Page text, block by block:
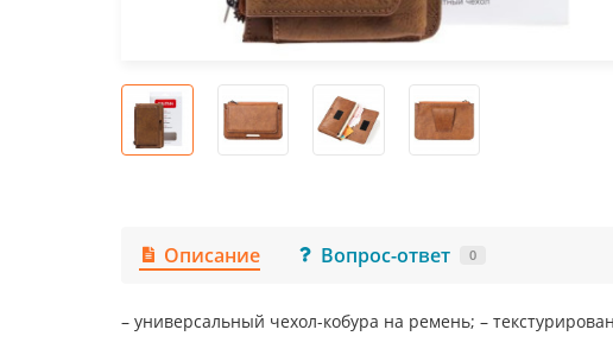
Описание Вопрос-ответ 0
– универсальный чехол-кобура на ремень; –